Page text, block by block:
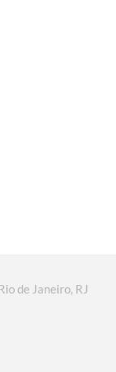
de Janeiro, RJ